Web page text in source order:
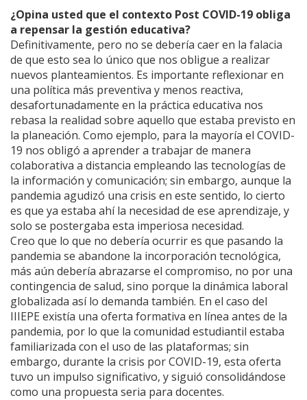
¿Opina usted que el contexto Post COVID-19 obliga
a repensar la gestión educativa?
Definitivamente, pero no se debería caer en la falacia
de que esto sea lo único que nos obligue a realizar
nuevos planteamientos. Es importante reflexionar en
una política más preventiva y menos reactiva,
desafortunadamente en la práctica educativa nos
rebasa la realidad sobre aquello que estaba previsto en
la planeación. Como ejemplo, para la mayoría el COVID-
19 nos obligó a aprender a trabajar de manera
colaborativa a distancia empleando las tecnologías de
la información y comunicación; sin embargo, aunque la
pandemia agudizó una crisis en este sentido, lo cierto
es que ya estaba ahí la necesidad de ese aprendizaje, y
solo se postergaba esta imperiosa necesidad.
Creo que lo que no debería ocurrir es que pasando la
pandemia se abandone la incorporación tecnológica,
más aún debería abrazarse el compromiso, no por una
contingencia de salud, sino porque la dinámica laboral
globalizada así lo demanda también. En el caso del
IIIEPE existía una oferta formativa en línea antes de la
pandemia, por lo que la comunidad estudiantil estaba
familiarizada con el uso de las plataformas; sin
embargo, durante la crisis por COVID-19, esta oferta
tuvo un impulso significativo, y siguió consolidándose
como una propuesta seria para docentes.